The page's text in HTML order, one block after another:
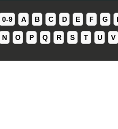
0-9 A B C D E F G
N O P Q R S T U V